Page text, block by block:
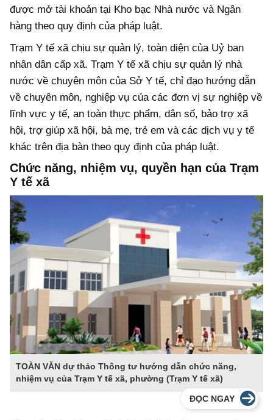
Photo
được mở tài khoản tại Kho bạc Nhà nước và Ngân
hàng theo quy định của pháp luật.
Trạm Y tế xã chịu sự quản lý, toàn diện của Uỷ ban
nhân dân cấp xã. Trạm Y tế xã chịu sự quản lý nhà
nước về chuyên môn của Sở Y tế, chỉ đạo hướng dẫn
về chuyên môn, nghiệp vụ của các đơn vị sự nghiệp về
lĩnh vực y tế, an toàn thực phẩm, dân số, bảo trợ xã
hội, trợ giúp xã hội, bà mẹ, trẻ em và các dịch vụ y tế
khác trên địa bàn theo quy định của pháp luật.
Chức năng, nhiệm vụ, quyền hạn của Trạm
Y tế xã
TOÀN VĂN dự thảo Thông tư hướng dẫn chức năng,
nhiệm vụ của Trạm Y tế xã, phường (Trạm Y tế xã)
ĐỌC NGAY